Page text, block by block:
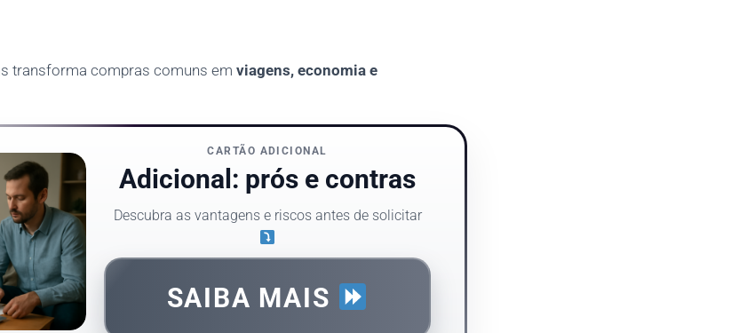
transforma compras comuns em viagens, economia e
CARTÃO ADICIONAL
Adicional: prós e contras
Descubra as vantagens e riscos antes de solicitar
SAIBA MAIS